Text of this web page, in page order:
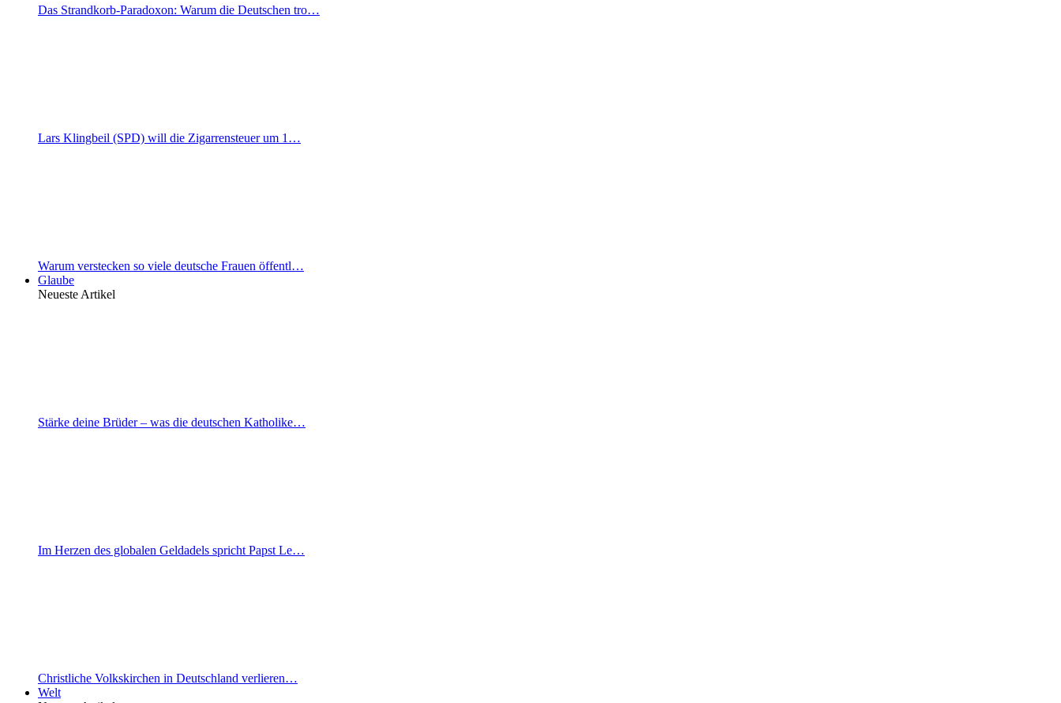
Das Strandkorb-Paradoxon: Warum die Deutschen tro…
Lars Klingbeil (SPD) will die Zigarrensteuer um 1…
Warum verstecken so viele deutsche Frauen öffentl…
Glaube
Neueste Artikel
Stärke deine Brüder – was die deutschen Katholike…
Im Herzen des globalen Geldadels spricht Papst Le…
Christliche Volkskirchen in Deutschland verlieren…
Welt